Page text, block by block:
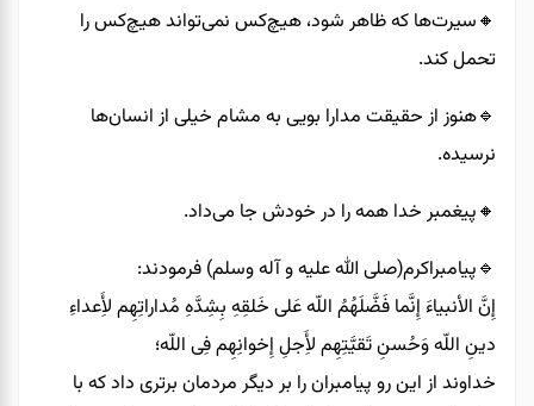
🔸️سیرت‌ها که ظاهر شود، هیچ‌کس نمی‌تواند هیچ‌کس را
تحمل کند.
🔹️هنوز از حقیقت مدارا بویی به مشام خیلی از انسان‌ها
نرسیده.
🔸️پیغمبر خدا همه را در خودش جا می‌داد.
🔹️پیامبراکرم(صلی الله علیه و آله وسلم) فرمودند:
إِنَّ الأنبیاءَ إِنَّما فَضَّلَهُمُ اللّه عَلی خَلقِهِ بِشِدَّهِ مُداراتِهِم لأَِعداءِ
دینِ اللّه وَحُسنِ تَقیَّتِهِم لأَِجلِ إِخوانِهِم فِی اللّه؛
خداوند از این رو پیامبران را بر دیگر مردمان برتری داد که با